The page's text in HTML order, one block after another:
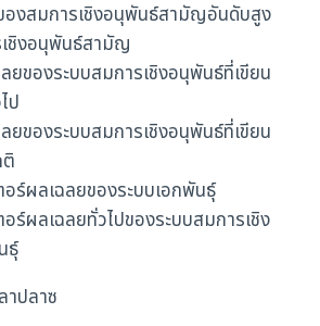
องสมการเชิงอนุพันธ์สามัญอันดับสูง
ชิงอนุพันธ์สามัญ
ยของระบบสมการเชิงอนุพันธ์ที่เขียน
ป
ยของระบบสมการเชิงอนุพันธ์ที่เขียน
อร์ผลเฉลยของระบบเอกพันธุ์
อร์ผลเฉลยทั่วไปของระบบสมการเชิง
ธุ์
ปลาซ